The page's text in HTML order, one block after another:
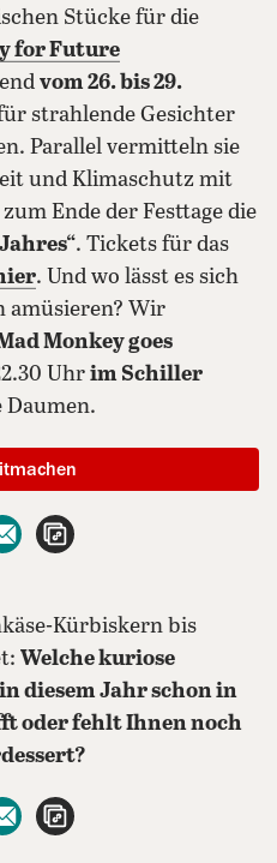
Stücke für die
for Future
vom 26. bis 29.
strahlende Gesichter
Parallel vermitteln sie
und Klimaschutz mit
Ende der Festtage die
. Tickets für das
. Und wo lässt es sich
Wir
Monkey goes
Uhr im Schiller
Daumen.
WhatsApp teilen
per E-Mail teilen
Kürbiskern bis
Welche kuriose
diesem Jahr schon in
oder fehlt Ihnen noch
WhatsApp teilen
per E-Mail teilen